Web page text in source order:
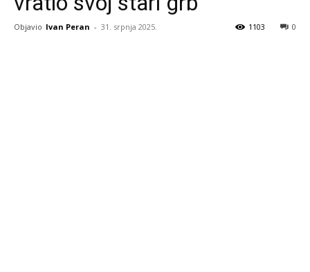
Objavio Ivan Peran - 31. srpnja 2025. 0
1103